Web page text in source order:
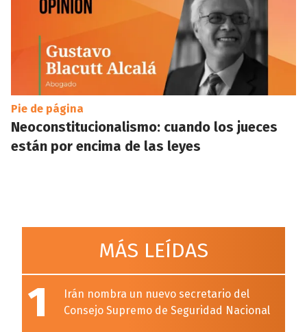
Pie de página
Neoconstitucionalismo: cuando los jueces
están por encima de las leyes
MÁS LEÍDAS
1
Irán nombra un nuevo secretario del
Consejo Supremo de Seguridad Nacional